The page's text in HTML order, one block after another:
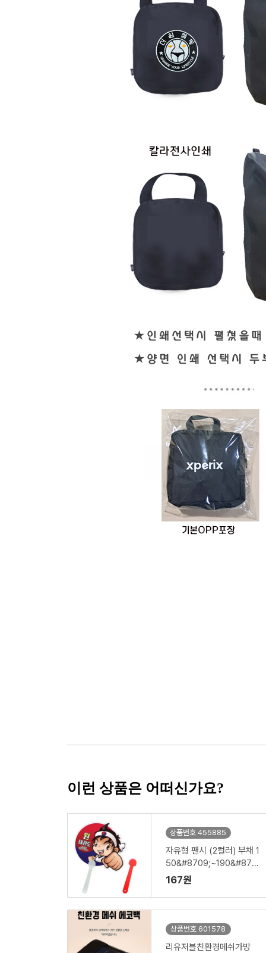
이런 상품은 어떠신가요?
상품번호 455885
자유형 팬시 (2컬러) 부채 1
50&#8709;~190&#870
9; (손잡이110mm)
167원
상품번호 601578
리유저블친환경메쉬가방